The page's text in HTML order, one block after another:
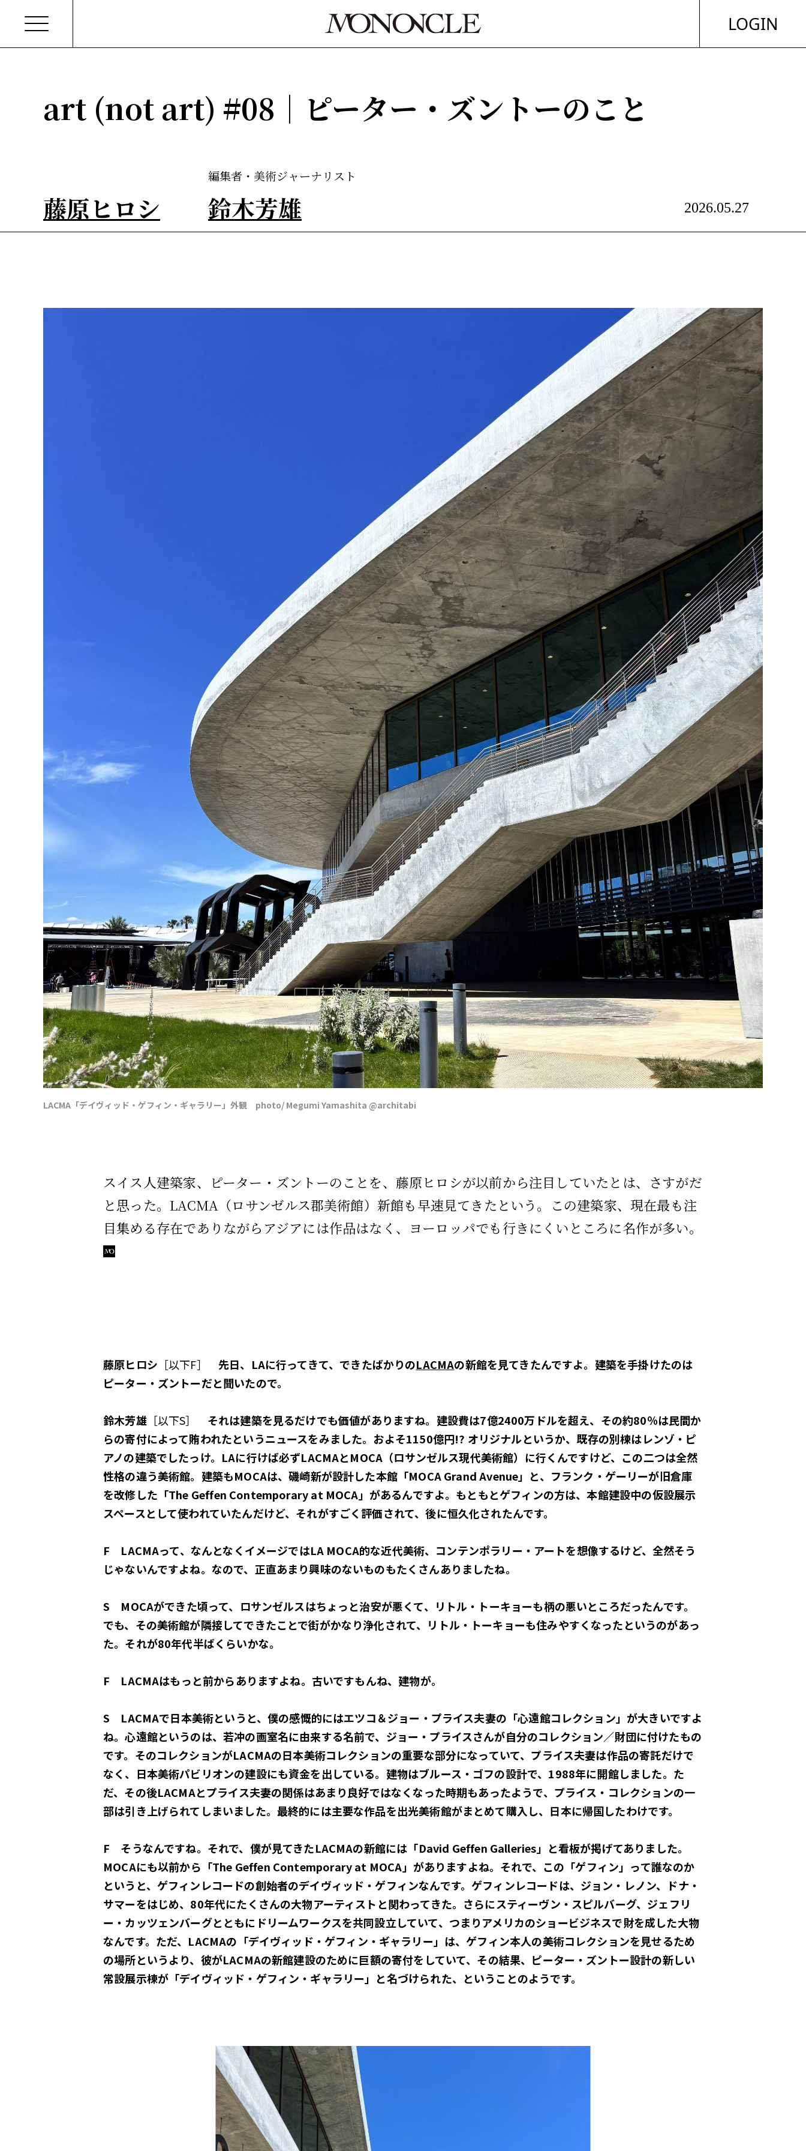
LOGIN
art (not art) #08｜ピーター・ズントーのこと
藤原ヒロシ
編集者・美術ジャーナリスト
鈴木芳雄 2026.05.27
LACMA「デイヴィッド・ゲフィン・ギャラリー」外観 photo/ Megumi Yamashita @architabi
スイス人建築家、ピーター・ズントーのことを、藤原ヒロシが以前から注目していたとは、さすがだ
と思った。LACMA（ロサンゼルス郡美術館）新館も早速見てきたという。この建築家、現在最も注
目集める存在でありながらアジアには作品はなく、ヨーロッパでも行きにくいところに名作が多い。
藤原ヒロシ ［以下F］ 先日、LAに行ってきて、できたばかりのLACMAの新館を見てきたんですよ。建築を手掛けたのは
ピーター・ズントーだと聞いたので。
鈴木芳雄［以下S］
それは建築を見るだけでも価値がありますね。建設費は7億2400万ドルを超え、その約80％は民間か
らの寄付によって賄われたというニュースをみました。およそ1150億円!? オリジナルというか、既存の別棟はレンゾ・ピ
アノの建築でしたっけ。LAに行けば必ずLACMAとMOCA（ロサンゼルス現代美術館）に行くんですけど、この二つは全然
性格の違う美術館。建築もMOCAは、磯崎新が設計した本館「MOCA Grand Avenue」と、フランク・ゲーリーが旧倉庫
を改修した「The Geffen Contemporary at MOCA」があるんですよ。もともとゲフィンの方は、本館建設中の仮設展示
スペースとして使われていたんだけど、それがすごく評価されて、後に恒久化されたんです。
F LACMAって、なんとなくイメージではLA MOCA的な近代美術、コンテンポラリー・アートを想像するけど、全然そう
じゃないんですよね。なので、正直あまり興味のないものもたくさんありましたね。
S MOCAができた頃って、ロサンゼルスはちょっと治安が悪くて、リトル・トーキョーも柄の悪いところだったんです。
でも、その美術館が隣接してできたことで街がかなり浄化されて、リトル・トーキョーも住みやすくなったというのがあっ
た。それが80年代半ばくらいかな。
F LACMAはもっと前からありますよね。古いですもんね、建物が。
S LACMAで日本美術というと、僕の感慨的にはエツコ＆ジョー・プライス夫妻の「心遠館コレクション」が大きいですよ
ね。心遠館というのは、若冲の画室名に由来する名前で、ジョー・プライスさんが自分のコレクション／財団に付けたもの
です。そのコレクションがLACMAの日本美術コレクションの重要な部分になっていて、プライス夫妻は作品の寄託だけで
なく、日本美術パビリオンの建設にも資金を出している。建物はブルース・ゴフの設計で、1988年に開館しました。た
だ、その後LACMAとプライス夫妻の関係はあまり良好ではなくなった時期もあったようで、プライス・コレクションの一
部は引き上げられてしまいました。最終的には主要な作品を出光美術館がまとめて購入し、日本に帰国したわけです。
F そうなんですね。それで、僕が見てきたLACMAの新館には「David Geffen Galleries」と看板が掲げてありました。
MOCAにも以前から「The Geffen Contemporary at MOCA」がありますよね。それで、この「ゲフィン」って誰なのか
というと、ゲフィンレコードの創始者のデイヴィッド・ゲフィンなんです。ゲフィンレコードは、ジョン・レノン、ドナ・
サマーをはじめ、80年代にたくさんの大物アーティストと関わってきた。さらにスティーヴン・スピルバーグ、ジェフリ
ー・カッツェンバーグとともにドリームワークスを共同設立していて、つまりアメリカのショービジネスで財を成した大物
なんです。ただ、LACMAの「デイヴィッド・ゲフィン・ギャラリー 」は、ゲフィン本人の美術コレクションを見せるため
の場所というより、彼がLACMAの新館建設のために巨額の寄付をしていて、その結果、ピーター・ズントー設計の新しい
常設展示棟が「デイヴィッド・ゲフィン・ギャラリー」と名づけられた、ということのようです。